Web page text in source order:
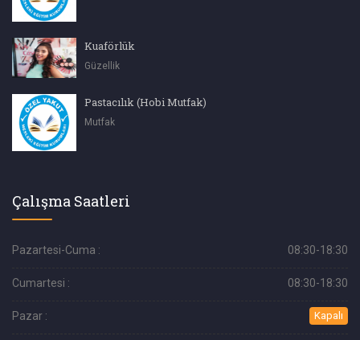
Kuaförlük
Güzellik
Pastacılık (Hobi Mutfak)
Mutfak
Çalışma Saatleri
Pazartesi-Cuma : 08:30-18:30
Cumartesi : 08:30-18:30
Pazar : Kapalı